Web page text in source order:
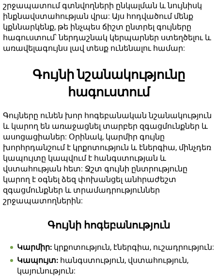
շրջապատում գտնվողների ընկալման և նույնիսկ
ինքնավստահության վրա: Այս հոդվածում մենք
կքննարկենք, թե ինչպես ճիշտ ընտրել գույները
հագուստում՝ ներդաշնակ կերպարներ ստեղծելու և
առավելագույնս լավ տեսք ունենալու համար:
Գույնի նշանակությունը
հագուստում
Գույները ունեն խոր հոգեբանական նշանակություն
և կարող են առաջացնել տարբեր զգացմունքներ և
ասոցացիաներ: Օրինակ, կարմիր գույնը
խորհրդանշում է կրքոտություն և էներգիա, մինչդեռ
կապույտը կապվում է հանգստության և
վստահության հետ: Ջշտ գույնի ընտրությունը
կարող է օգնել ձեզ փոխանցել անհրաժեշտ
զգացմունքներ և տրամադրություններ
շրջապատողներին:
Գույնի հոգեբանություն
Կարմիր: կրքոտություն, էներգիա, ուշադրություն:
Կապույտ: հանգստություն, վստահություն,
կայունություն: